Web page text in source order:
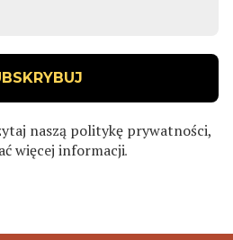
naszą politykę prywatności,
więcej informacji.